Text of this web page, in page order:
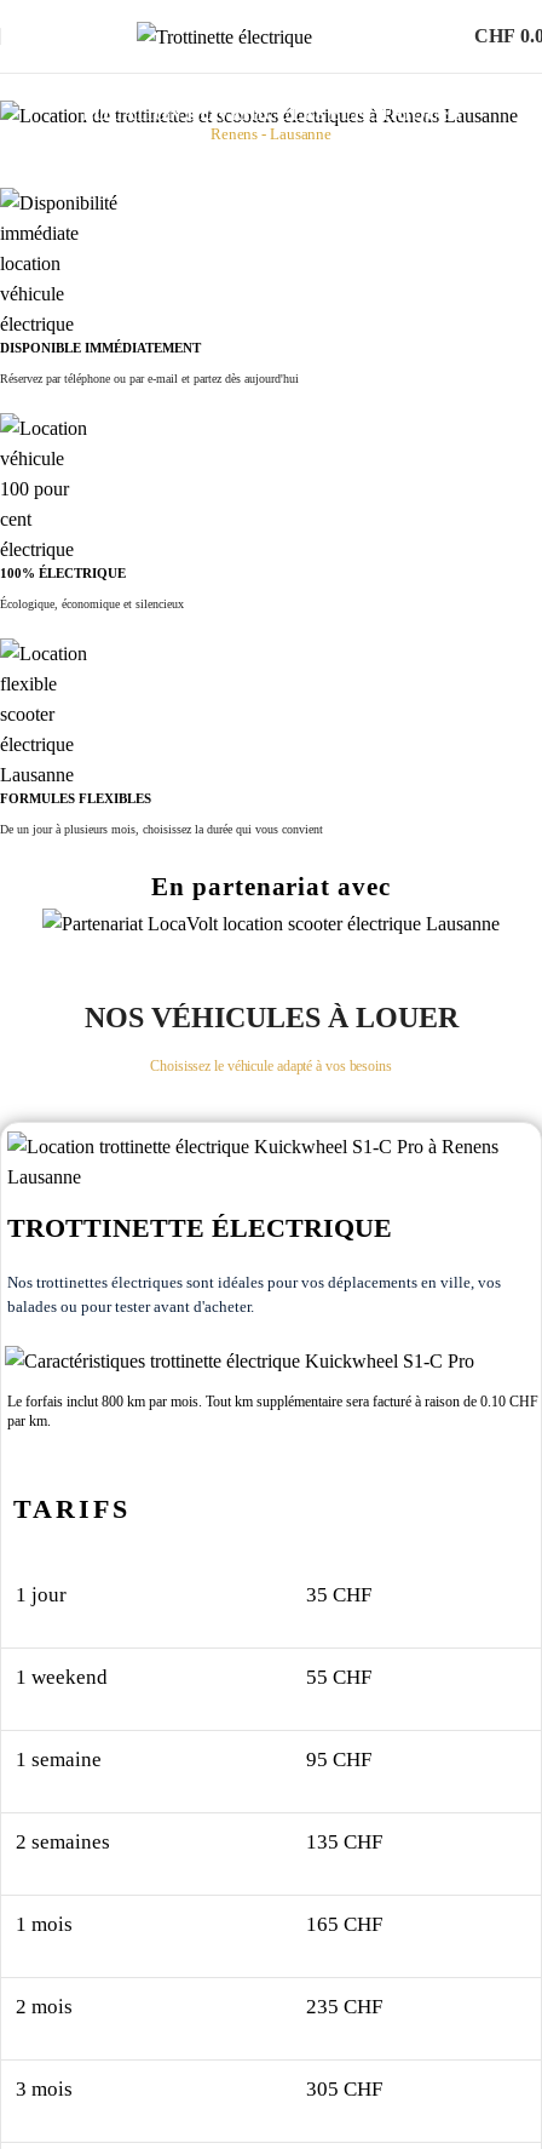
CHF
LocationsLOCATION DE VÉHICULES ÉLECTRIQUES
Renens - Lausanne
DISPONIBLE IMMÉDIATEMENT
Réservez par téléphone ou par e-mail et partez dès aujourd'hui
100% ÉLECTRIQUE
Écologique, économique et silencieux
FORMULES FLEXIBLES
De un jour à plusieurs mois, choisissez la durée qui vous convient
En partenariat avec
NOS VÉHICULES À LOUER
Choisissez le véhicule adapté à vos besoins
TROTTINETTE ÉLECTRIQUE
Nos trottinettes électriques sont idéales pour vos déplacements en ville, vos
balades ou pour tester avant d'acheter.
Le forfais inclut 800 km par mois. Tout km supplémentaire sera facturé à raison de 0.10 CHF
par km.
TARIFS
1 jour 35 CHF
1 weekend 55 CHF
1 semaine 95 CHF
2 semaines 135 CHF
1 mois 165 CHF
2 mois 235 CHF
3 mois 305 CHF